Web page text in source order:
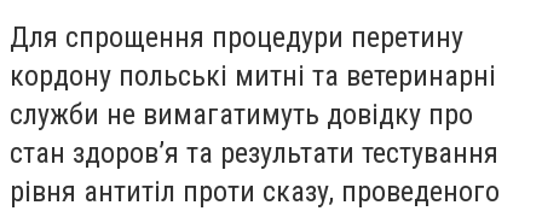
Для спрощення процедури перетину
кордону польські митні та ветеринарні
служби не вимагатимуть довідку про
стан здоров’я та результати тестування
рівня антитіл проти сказу, проведеного